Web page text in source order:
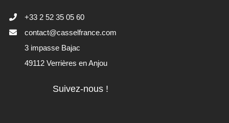
+33 2 52 35 05 60
contact@casselfrance.com
3 impasse Bajac
49112 Verrières en Anjou
Suivez-nous !